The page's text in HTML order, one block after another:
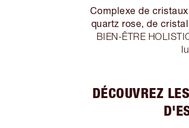
Complexe de
quartz rose, de
BIEN-ÊTRE
DÉCOUVREZ